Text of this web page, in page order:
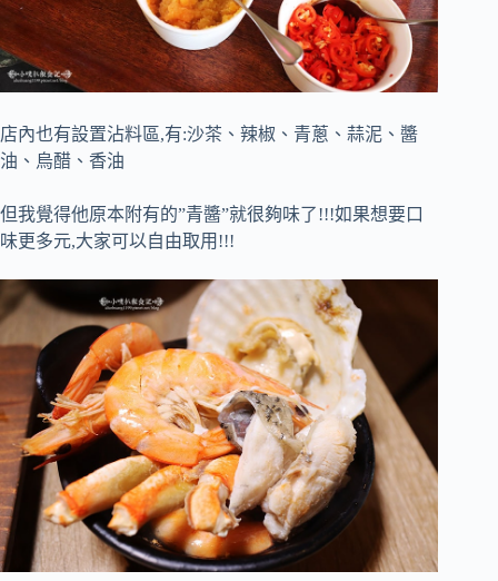
店內也有設置沾料區,有:沙茶、辣椒、青蔥、蒜泥、醬
油、烏醋、香油
但我覺得他原本附有的”青醬”就很夠味了!!!如果想要口
味更多元,大家可以自由取用!!!